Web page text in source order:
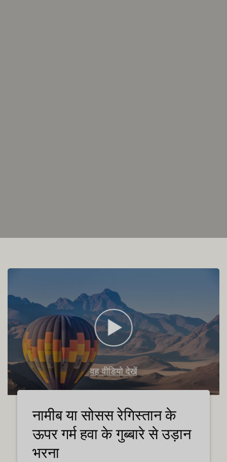
नामीब या सोसस रेगिस्तान के
ऊपर गर्म हवा के गुब्बारे से उड़ान
भरना
वह वीडियो देखें